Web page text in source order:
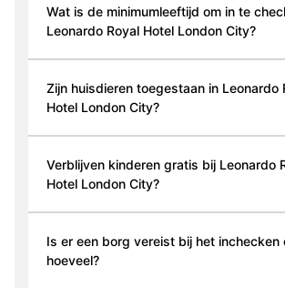
Wat is de minimumleeftijd om in te
Leonardo Royal Hotel London City?
Zijn huisdieren toegestaan in Leonardo
Hotel London City?
Verblijven kinderen gratis bij Leonardo
Hotel London City?
Is er een borg vereist bij het inchecken
hoeveel?